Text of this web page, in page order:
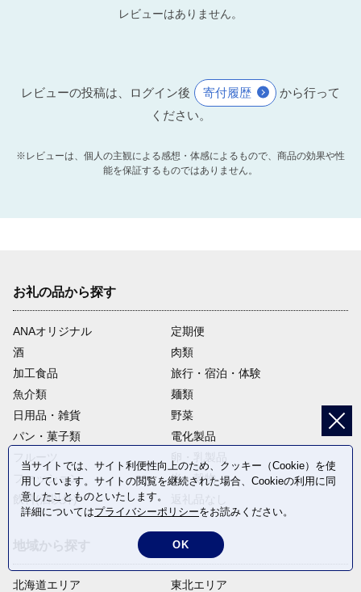
レビューはありません。
レビューの投稿は、ログイン後 寄付履歴
から行って
ください。
※レビューは、個人の主観による感想・体感によるもので、商品の効果や性
能を保証するものではありません。
お礼の品から探す
ANAオリジナル
定期便
酒
肉類
加工食品
旅行・宿泊・体験
魚介類
麺類
日用品・雑貨
野菜
パン・菓子類
電化製品
ファッション
米・穀物
飲料(酒以外)
北海道エリア
東北エリア
当サイトでは、サイト利便性向上のため、クッキー（Cookie）を使
用しています。サイトの閲覧を継続された場合、Cookieの利用に同
意したことものといたします。
詳細についてはプライバシーポリシーをお読みください。
OK